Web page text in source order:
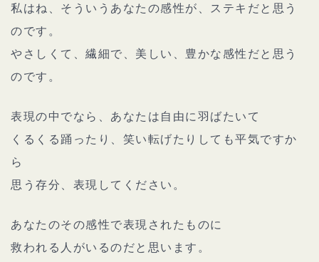
私はね、そういうあなたの感性が、ステキだと思う
のです。
やさしくて、繊細で、美しい、豊かな感性だと思う
のです。
表現の中でなら、あなたは自由に羽ばたいて
くるくる踊ったり、笑い転げたりしても平気ですか
ら
思う存分、表現してください。
あなたのその感性で表現されたものに
救われる人がいるのだと思います。